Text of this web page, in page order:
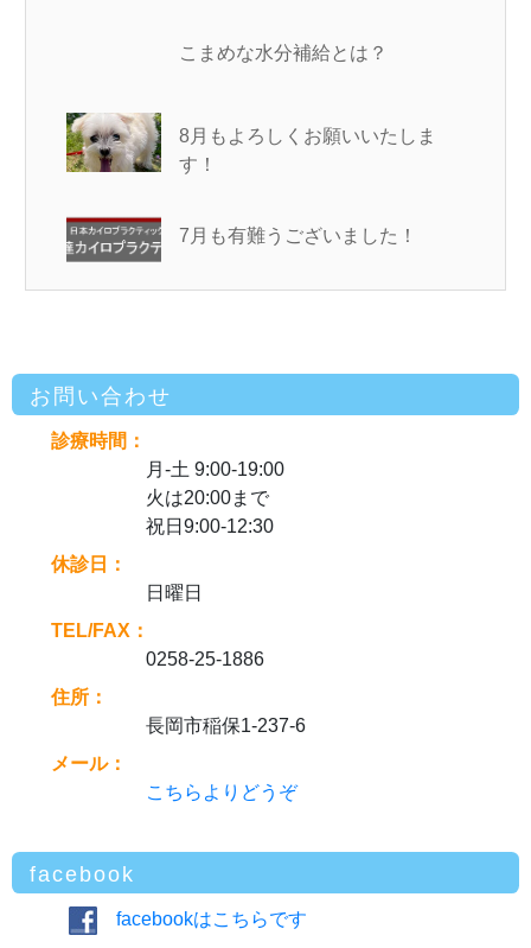
こまめな水分補給とは？
8月もよろしくお願いいたしま
す！
7月も有難うございました！
お問い合わせ
診療時間：
月-土 9:00-19:00
火は20:00まで
祝日9:00-12:30
休診日：
日曜日
TEL/FAX：
0258-25-1886
住所：
長岡市稲保1-237-6
メール：
こちらよりどうぞ
facebook
facebookはこちらです